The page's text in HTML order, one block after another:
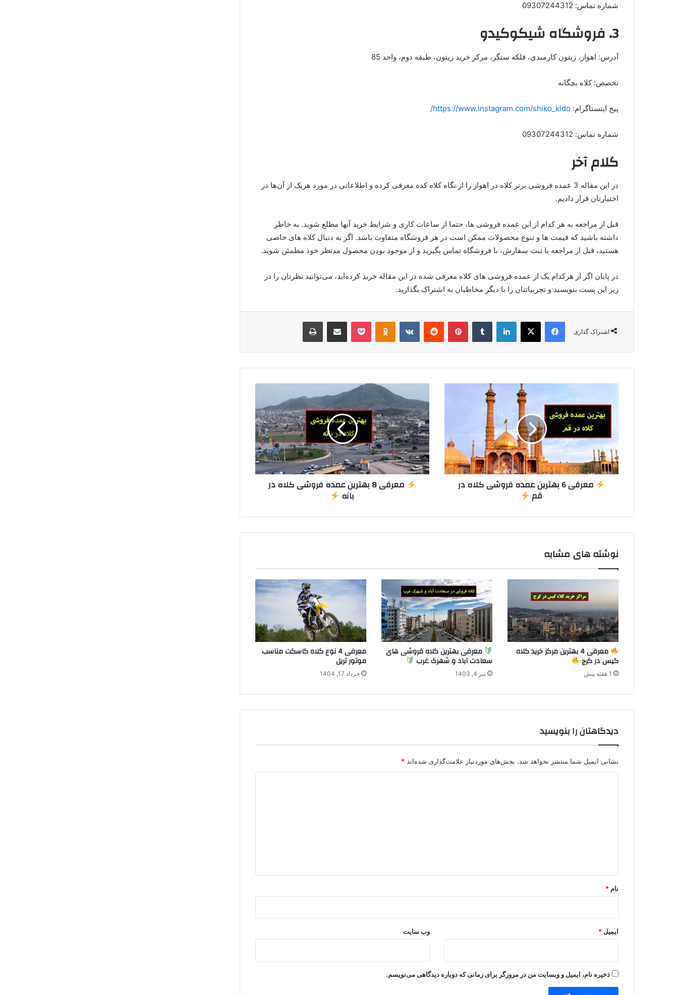
شماره تماس: 09307244312
3. فروشگاه شیکوکیدو
آدرس: اهواز، زیتون کارمندی، فلکه سنگر، مرکز خرید زیتون، طبقه دوم، واحد 85
تخصص: کلاه بچگانه
پیج اینستاگرام: https://www.instagram.com/shiko_kido/
شماره تماس: 09307244312
کلام آخر
در این مقاله 3 ‌عمده فروشی برتر کلاه در اهواز را از نگاه کلاه کده معرفی کرده و اطلاعاتی در مورد هریک از آن‌ها در
اختیارتان قرار دادیم.
قبل از مراجعه به هر کدام از این عمده فروشی ها، حتما از ساعات کاری و شرایط خرید آنها مطلع شوید. به خاطر
داشته باشید که قیمت ها و تنوع محصولات ممکن است در هر فروشگاه متفاوت باشد. اگر به دنبال کلاه های خاصی
هستید، قبل از مراجعه یا ثبت سفارش، با فروشگاه تماس بگیرید و از موجود بودن محصول مدنظر خود مطمئن شوید.
در پایان اگر از هرکدام یک از عمده فروشی های کلاه معرفی‌ شده در این مقاله خرید کرده‌اید، می‌توانید نظرتان را در
زیر این پست بنویسید و تجربیاتتان را با دیگر مخاطبان به اشتراک بگذارید.
اشتراک گذاری
فیسبوک لینکدین پینترست ردیت پاکت اشتراک گذاری از طریق ایمیل
معرفی 6 بهترین عمده فروشی کلاه در
قم
معرفی 8 بهترین عمده فروشی کلاه در
بانه
نوشته های مشابه
معرفی 4 بهترین مرکز خرید کلاه
گیس در کرج
1 هفته پیش
معرفی بهترین کلاه فروشی های
سعادت آباد و شهرک غرب
تیر 4, 1403
معرفی 4 نوع کلاه کاسکت مناسب
موتور تریل
خرداد 17, 1404
دیدگاهتان را بنویسید
نشانی ایمیل شما منتشر نخواهد شد. بخش‌های موردنیاز علامت‌گذاری شده‌اند *
نام *
ایمیل * وب‌ سایت
ذخیره نام، ایمیل و وبسایت من در مرورگر برای زمانی که دوباره دیدگاهی می‌نویسم.